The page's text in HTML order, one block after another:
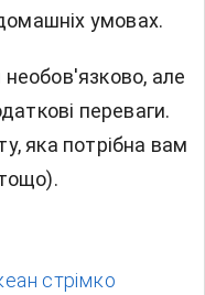
умовах.
але
переваги.
яка потрібна вам
стрімко